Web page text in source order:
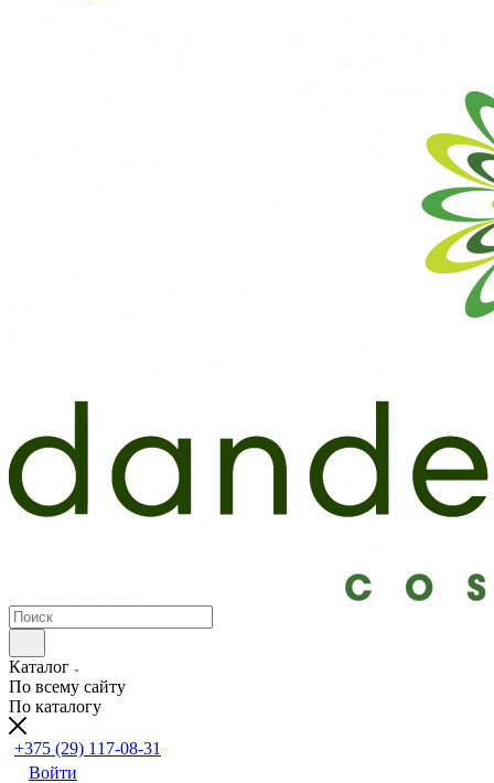
Каталог
По всему сайту
По каталогу
+375 (29) 117-08-31
Войти